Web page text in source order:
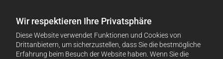
Wir respektieren Ihre Privatsphäre
Diese Website verwendet Funktionen und Cookies von
Drittanbietern, um sicherzustellen, dass Sie die bestmögliche
Erfahrung beim Besuch der Website haben. Wenn Sie die